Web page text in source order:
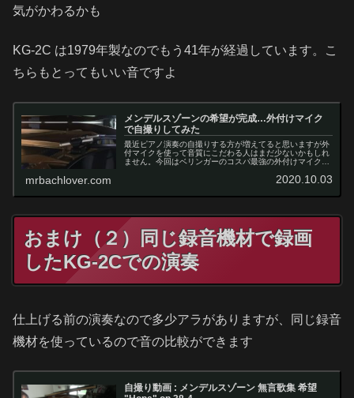
気がかわるかも
KG-2C は1979年製なのでもう41年が経過しています。こ
ちらもとってもいい音ですよ
メンデルスゾーンの希望が完成…外付けマイク
で自撮りしてみた
最近ピアノ演奏の自撮りする方が増えてると思いますが外
付マイクを使って音質にこだわる人はまだ少ないかもしれ
ません。今回はベリンガーのコスパ最強の外付けマイクで
良い音してるんじゃないかなーって思います。
mrbachlover.com 2020.10.03
おまけ（２）同じ録音機材で録画
したKG-2Cでの演奏
仕上げる前の演奏なので多少アラがありますが、同じ録音
機材を使っているので音の比較ができます
自撮り動画 : メンデルスゾーン 無言歌集 希望